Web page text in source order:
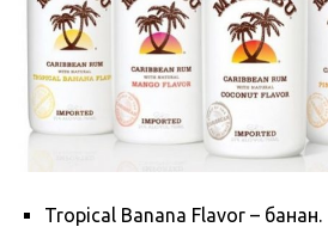
Tropical Banana Flavor – банан.